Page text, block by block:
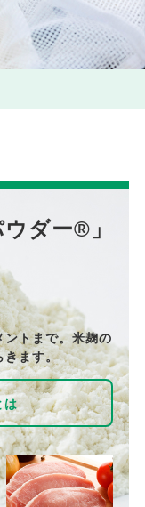
ダー®」
ントまで。米麹の
きます。
は